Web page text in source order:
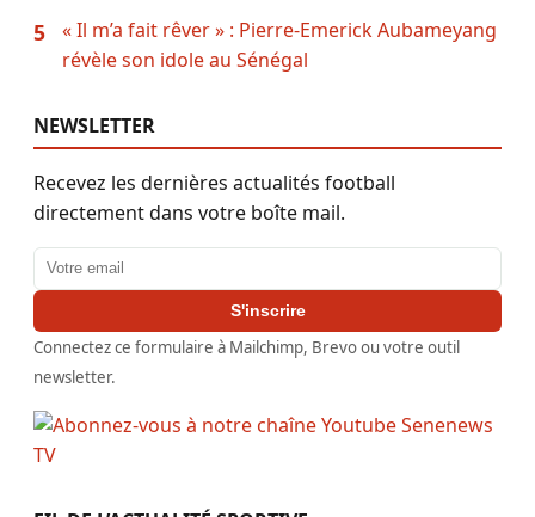
5
« Il m’a fait rêver » : Pierre-Emerick Aubameyang
révèle son idole au Sénégal
NEWSLETTER
Recevez les dernières actualités football
directement dans votre boîte mail.
Adresse email
S'inscrire
Connectez ce formulaire à Mailchimp, Brevo ou votre outil
newsletter.